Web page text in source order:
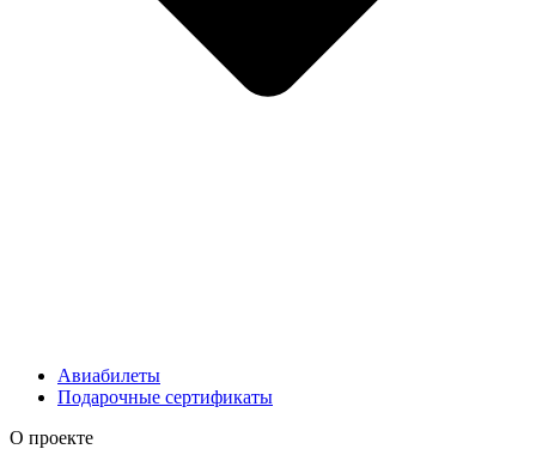
Авиабилеты
Подарочные сертификаты
О проекте